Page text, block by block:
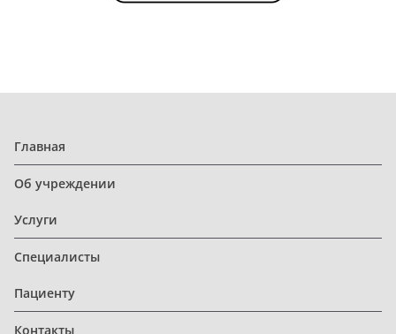
Главная
Об учреждении
Услуги
Специалисты
Пациенту
Контакты